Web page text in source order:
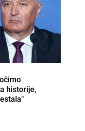
historije,